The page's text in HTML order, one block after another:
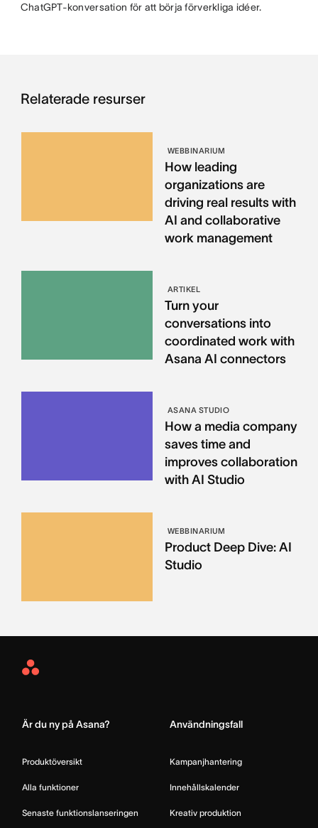
ChatGPT-konversation för att börja förverkliga idéer.
Relaterade resurser
WEBBINARIUM
How leading
organizations are
driving real results with
AI and collaborative
work management
ARTIKEL
Turn your
conversations into
coordinated work with
Asana AI connectors
ASANA STUDIO
How a media company
saves time and
improves collaboration
with AI Studio
WEBBINARIUM
Product Deep Dive: AI
Studio
Asana
Är du ny på Asana?
Produktöversikt
Alla funktioner
Senaste funktionslanseringen
Användningsfall
Kampanjhantering
Innehållskalender
Kreativ produktion